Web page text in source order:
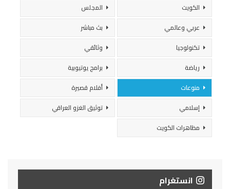
الكويت
المجلس
عربي وعالمي
بث مباشر
تكنولوجيا
وثائقي
رياضة
برامج يوتيوبية
منوعات
أفلام قصيرة
إسلامي
توثيق الغزو العراقي
مظاهرات الكويت
انستغرام